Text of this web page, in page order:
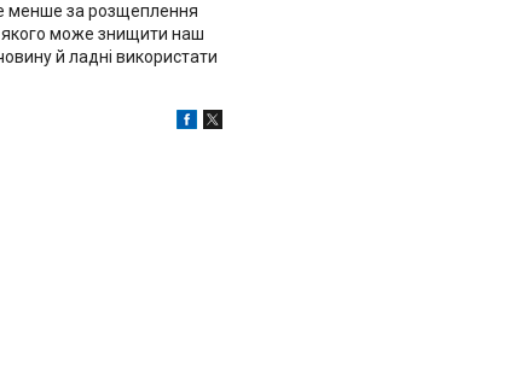
менше за розщеплення
якого може знищити наш
й ладні використати